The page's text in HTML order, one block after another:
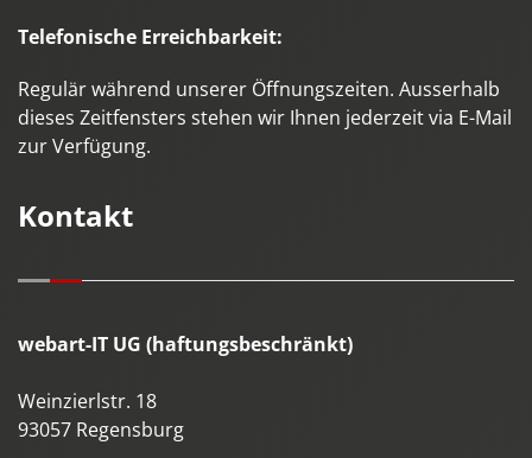
Telefonische Erreichbarkeit:
Regulär während unserer Öffnungszeiten. Ausserhalb
dieses Zeitfensters stehen wir Ihnen jederzeit via E-Mail
zur Verfügung.
Kontakt
webart-IT UG (haftungsbeschränkt)
Weinzierlstr. 18
93057 Regensburg